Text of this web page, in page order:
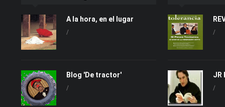
A la hora, en el lugar
/
Blog 'De tractor'
/
/
JR
/